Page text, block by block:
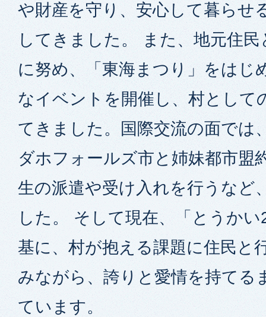
や財産を守り、安心して暮らせ
してきました。 また、地元住
に努め、「東海まつり」をはじ
なイベントを開催し、村として
てきました。国際交流の面では
ダホフォールズ市と姉妹都市盟
生の派遣や受け入れを行うなど
した。 そして現在、「とうか
基に、村が抱える課題に住民と
みながら、誇りと愛情を持てる
ています。